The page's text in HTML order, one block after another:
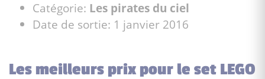
Catégorie: Les pirates du ciel
Date de sortie: 1 janvier 2016
Les meilleurs prix pour le set LEGO